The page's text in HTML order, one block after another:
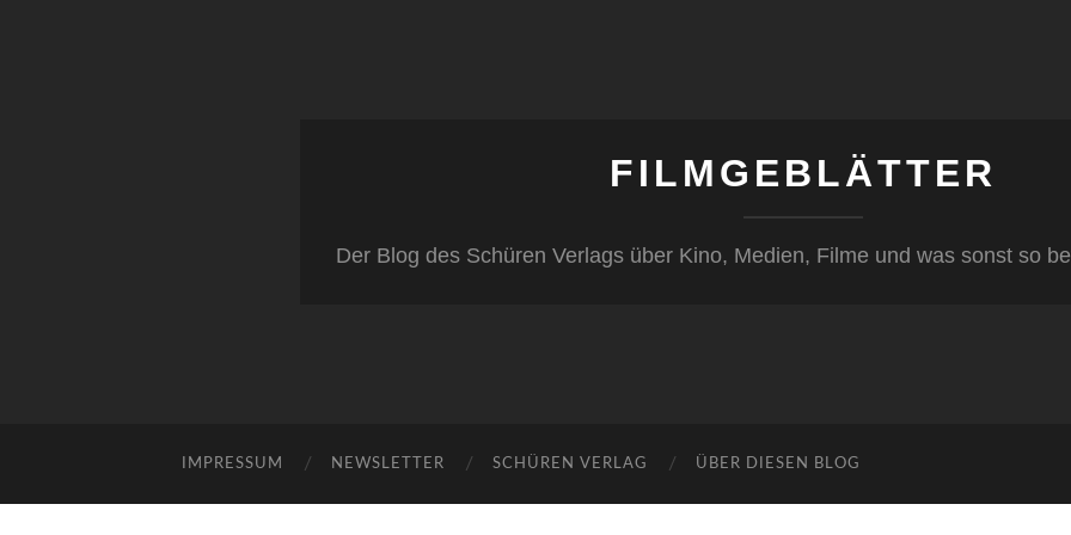
FILMGEBLÄTTER
Der Blog des Schüren Verlags über Kino, Medien, Filme und was sonst so
IMPRESSUM NEWSLETTER SCHÜREN VERLAG ÜBER DIESEN BLOG